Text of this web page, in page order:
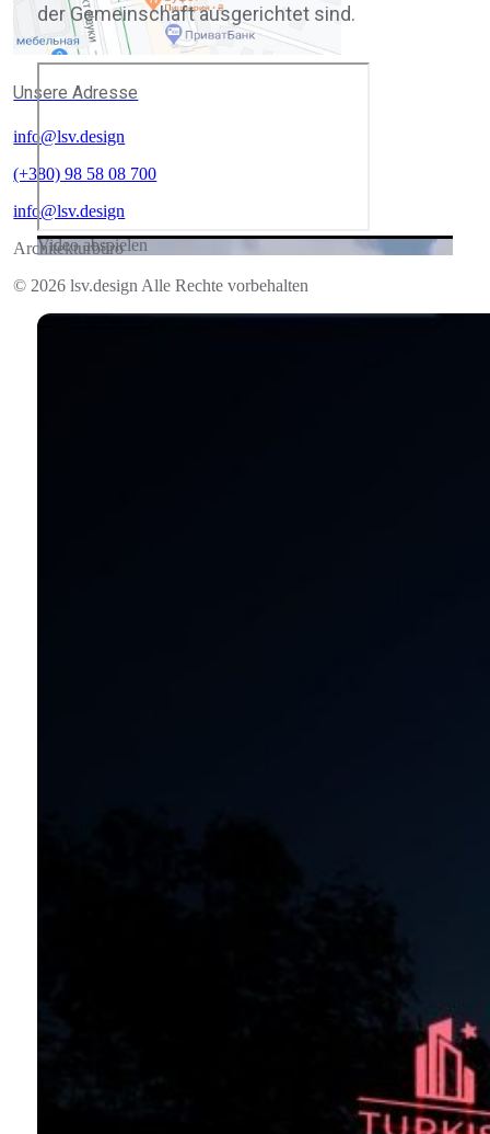
Unsere Adresse
info@lsv.design
(+380) 98 58 08 700
info@lsv.design
Architekturbüro
© 2026 lsv.design Alle Rechte vorbehalten
der Gemeinschaft ausgerichtet sind.
Video abspielen